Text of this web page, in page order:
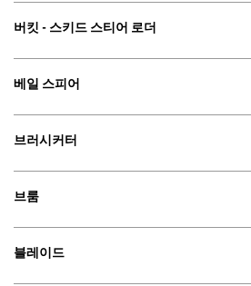
버킷 - 스키드 스티어 로더
베일 스피어
브러시커터
브룸
블레이드